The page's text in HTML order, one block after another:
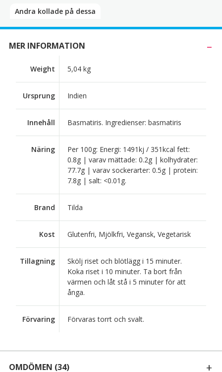
Andra kollade på dessa​
MER INFORMATION
Weight 5,04 kg
Ursprung Indien
Innehåll Basmatiris. Ingredienser: basmatiris
Näring
Per 100g: Energi: 1491kj / 351kcal fett:
0.8g | varav mättade: 0.2g | kolhydrater:
77.7g | varav sockerarter: 0.5g | protein:
7.8g | salt: <0.01g.
Brand Tilda
Kost Glutenfri, Mjölkfri, Vegansk, Vegetarisk
Tillagning
Skölj riset och blötlägg i 15 minuter.
Koka riset i 10 minuter. Ta bort från
värmen och låt stå i 5 minuter för att
ånga.
Förvaring Förvaras torrt och svalt.
OMDÖMEN (34)